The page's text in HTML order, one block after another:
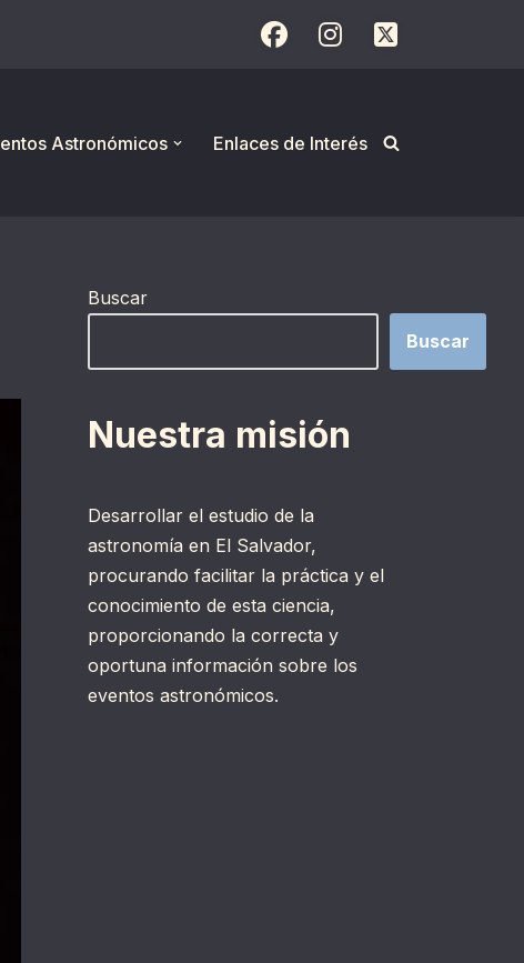
Astronómicos Enlaces de Interés
Buscar
Buscar
Nuestra misión
Desarrollar el estudio de la
astronomía en El Salvador,
procurando facilitar la práctica y el
conocimiento de esta ciencia,
proporcionando la correcta y
oportuna información sobre los
eventos astronómicos.